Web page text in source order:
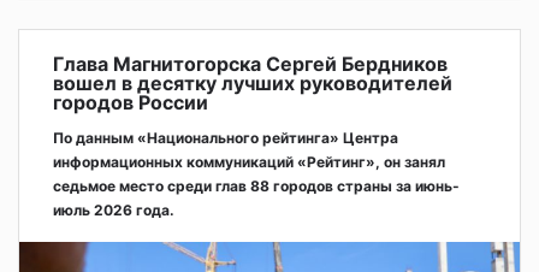
Глава Магнитогорска Сергей Бердников
вошел в десятку лучших руководителей
городов России
По данным «Национального рейтинга» Центра
информационных коммуникаций «Рейтинг», он занял
седьмое место среди глав 88 городов страны за июнь-
июль 2026 года.